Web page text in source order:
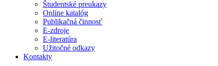
Študentské preukazy
Online katalóg
Publikačná činnosť
E-zdroje
E-literatúra
Užitočné odkazy
Kontakty